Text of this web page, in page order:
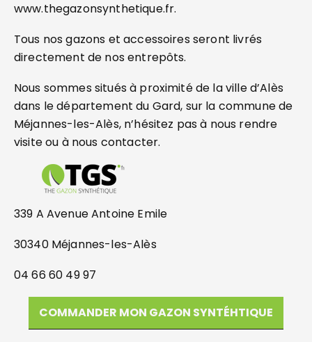
www.thegazonsynthetique.fr.
Tous nos gazons et accessoires seront livrés
directement de nos entrepôts.
Nous sommes situés à proximité de la ville d’Alès
dans le département du Gard, sur la commune de
Méjannes-les-Alès, n’hésitez pas à nous rendre
visite ou à nous contacter.
339 A Avenue Antoine Emile
30340 Méjannes-les-Alès
04 66 60 49 97
COMMANDER MON GAZON SYNTÉHTIQUE